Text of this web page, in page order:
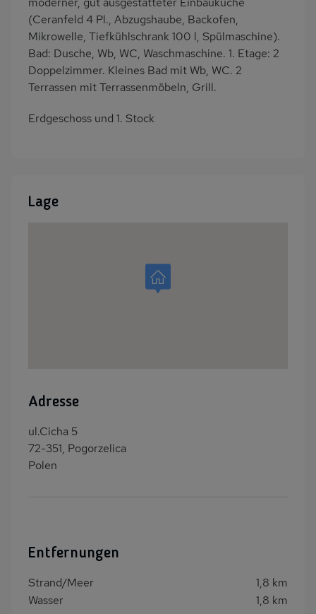
(Ceranfeld 4 Pl., Abzugshaube, Backofen,
Mikrowelle, Tiefkühlschrank 100 l, Spülmaschine).
Bad: Dusche, Wb, WC, Waschmaschine. 1. Etage: 2
Doppelzimmer. Kleines Bad mit Wb, WC. 2
Terrassen mit Terrassenmöbeln, Grill.
Erdgeschoss und 1. Stock
Lage
Adresse
ul.Cicha 5
72-351, Pogorzelica
Polen
Entfernungen
Strand/Meer
1,8 km
Wasser
1,8 km